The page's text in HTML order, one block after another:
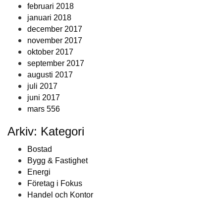
februari 2018
januari 2018
december 2017
november 2017
oktober 2017
september 2017
augusti 2017
juli 2017
juni 2017
mars 556
Arkiv: Kategori
Bostad
Bygg & Fastighet
Energi
Företag i Fokus
Handel och Kontor